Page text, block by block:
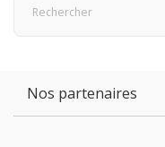
Nos partenaires